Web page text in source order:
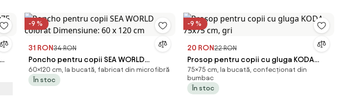
-9 %
31 RON34 RON
Poncho pentru copii SEA WORLD
colorat Dimensiune: 60 x 120 cm
60×120 cm, la bucată, fabricat din microfibră
În stoc
-9 %
20 RON22 RON
Prosop pentru copii cu gluga KODA
75x75 cm, gri
75×75 cm, la bucată, confecționat din
bumbac
În stoc